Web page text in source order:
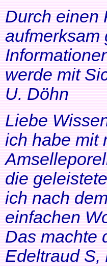
Durch einen
aufmerksam
werde mit
U. Döhn
Liebe
ich habe mit
die
ich nach
einfachen
Das machte
Edeltraud S,